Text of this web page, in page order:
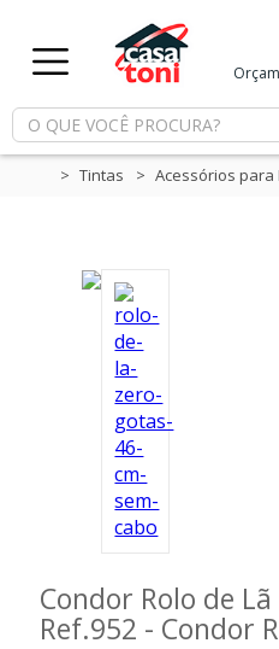
Minha Conta
Meus Favoritos
Departamentos
Ferramentas
Tintas Acessórios para
Condor Rolo de
Ref.952 - Condor